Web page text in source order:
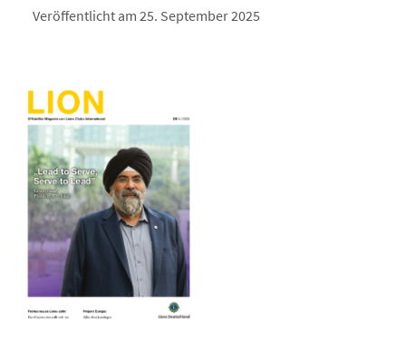
Veröffentlicht am 25. September 2025